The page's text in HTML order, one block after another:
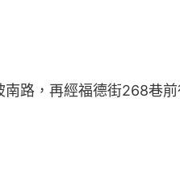
路，再經福德街268巷